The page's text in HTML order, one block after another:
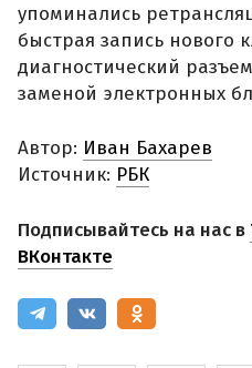
упоминались
быстрая запись нового
диагностический
заменой электронных
Автор: Иван Бахарев
Источник: РБК
Подписывайтесь на нас в
ВКонтакте